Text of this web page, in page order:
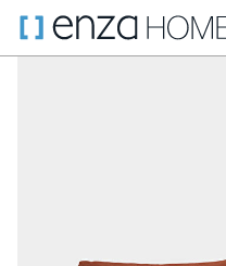
Главная страница Диваны